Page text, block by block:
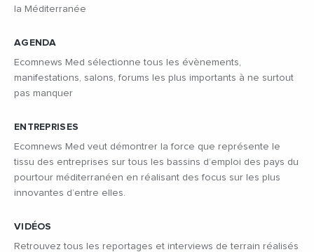
la Méditerranée
AGENDA
Ecomnews Med sélectionne tous les évènements,
manifestations, salons, forums les plus importants à ne surtout
pas manquer
ENTREPRISES
Ecomnews Med veut démontrer la force que représente le
tissu des entreprises sur tous les bassins d’emploi des pays du
pourtour méditerranéen en réalisant des focus sur les plus
innovantes d’entre elles.
VIDÉOS
Retrouvez tous les reportages et interviews de terrain réalisés